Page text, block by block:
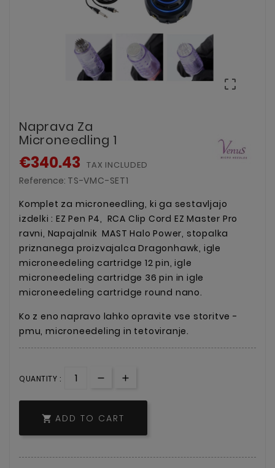

Naprava Za
Microneedling 1
€340.43 TAX INCLUDED
Reference: TS-VMC-SET1
Komplet za microneedling, ki ga sestavljajo
izdelki : EZ Pen P4, RCA Clip Cord EZ Master Pro
ravni, Napajalnik MAST Halo Power, stopalka
priznanega proizvajalca Dragonhawk, igle
microneedeling cartridge 12 pin, igle
microneedeling cartridge 36 pin in igle
microneedeling cartridge round nano.
Ko z eno napravo lahko opravite vse storitve -
pmu, microneedeling in tetoviranje.
QUANTITY :
 ADD TO CART